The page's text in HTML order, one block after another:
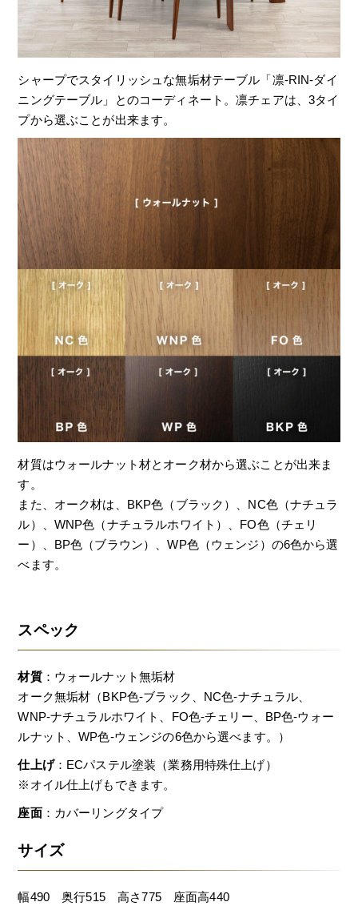
シャープでスタイリッシュな無垢材テーブル「凛-RIN-ダイ
ニングテーブル」とのコーディネート。凛チェアは、3タイ
プから選ぶことが出来ます。
材質はウォールナット材とオーク材から選ぶことが出来ま
す。
また、オーク材は、BKP色（ブラック）、NC色（ナチュラ
ル）、WNP色（ナチュラルホワイト）、FO色（チェリ
ー）、BP色（ブラウン）、WP色（ウェンジ）の6色から選
べます。
スペック
材質：ウォールナット無垢材
オーク無垢材（BKP色-ブラック、NC色-ナチュラル、
WNP-ナチュラルホワイト、FO色-チェリー、BP色-ウォー
ルナット、WP色-ウェンジの6色から選べます。）
仕上げ：ECパステル塗装（業務用特殊仕上げ）
※オイル仕上げもできます。
座面：カバーリングタイプ
サイズ
幅490 奥行515 高さ775 座面高440